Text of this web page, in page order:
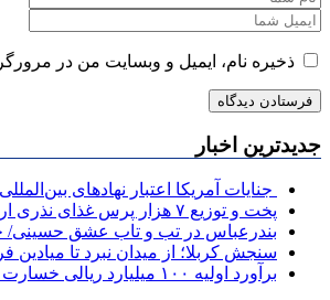
ذخیره نام، ایمیل و وبسایت من در
جدیدترین اخبار
جنایات آمریکا اعتبار نهادهای
پخت و توزیع ۷ هزار پرس غذای نذری اربعین در پایانه بار بندرعباس
بندرعباس در تب و تاب عشق حسینی/
سنجش کربلا؛ از میدان نبرد تا میادین
برآورد اولیه ۱۰۰ میلیارد ریالی خسارت حمله دشمن به واحدهای مسکونی آسیب دیده قشم